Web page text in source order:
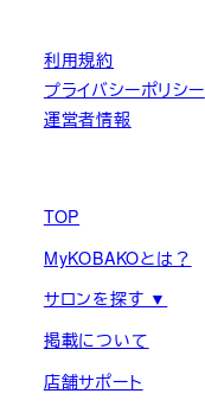
利用規約
プライバシーポリシー
運営者情報
TOP
MyKOBAKOとは？
サロンを探す ▼
掲載について
店舗サポート